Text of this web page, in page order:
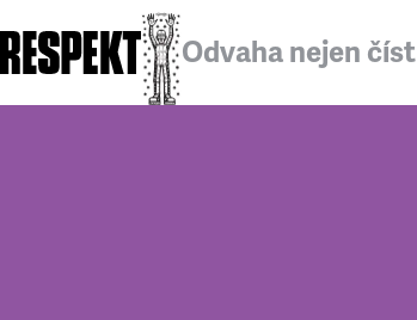
Odvaha nejen číst